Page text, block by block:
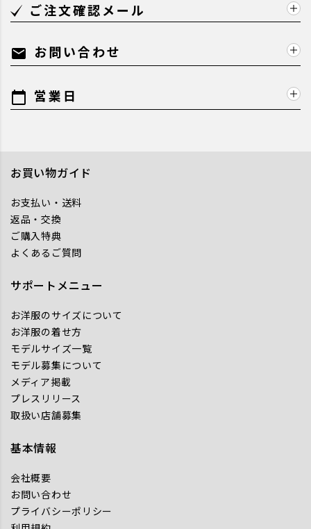
ご注文確認メール
mail お問い合わせ
calendar_today 営業日
お買い物ガイド
お支払い・送料
返品・交換
ご購入特典
よくあるご質問
サポートメニュー
お洋服のサイズについて
お洋服の着せ方
モデルサイズ一覧
モデル募集について
メディア掲載
プレスリリース
取扱い店舗募集
基本情報
会社概要
お問い合わせ
プライバシーポリシー